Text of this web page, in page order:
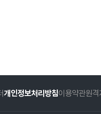
개인정보처리방침이용약관원격